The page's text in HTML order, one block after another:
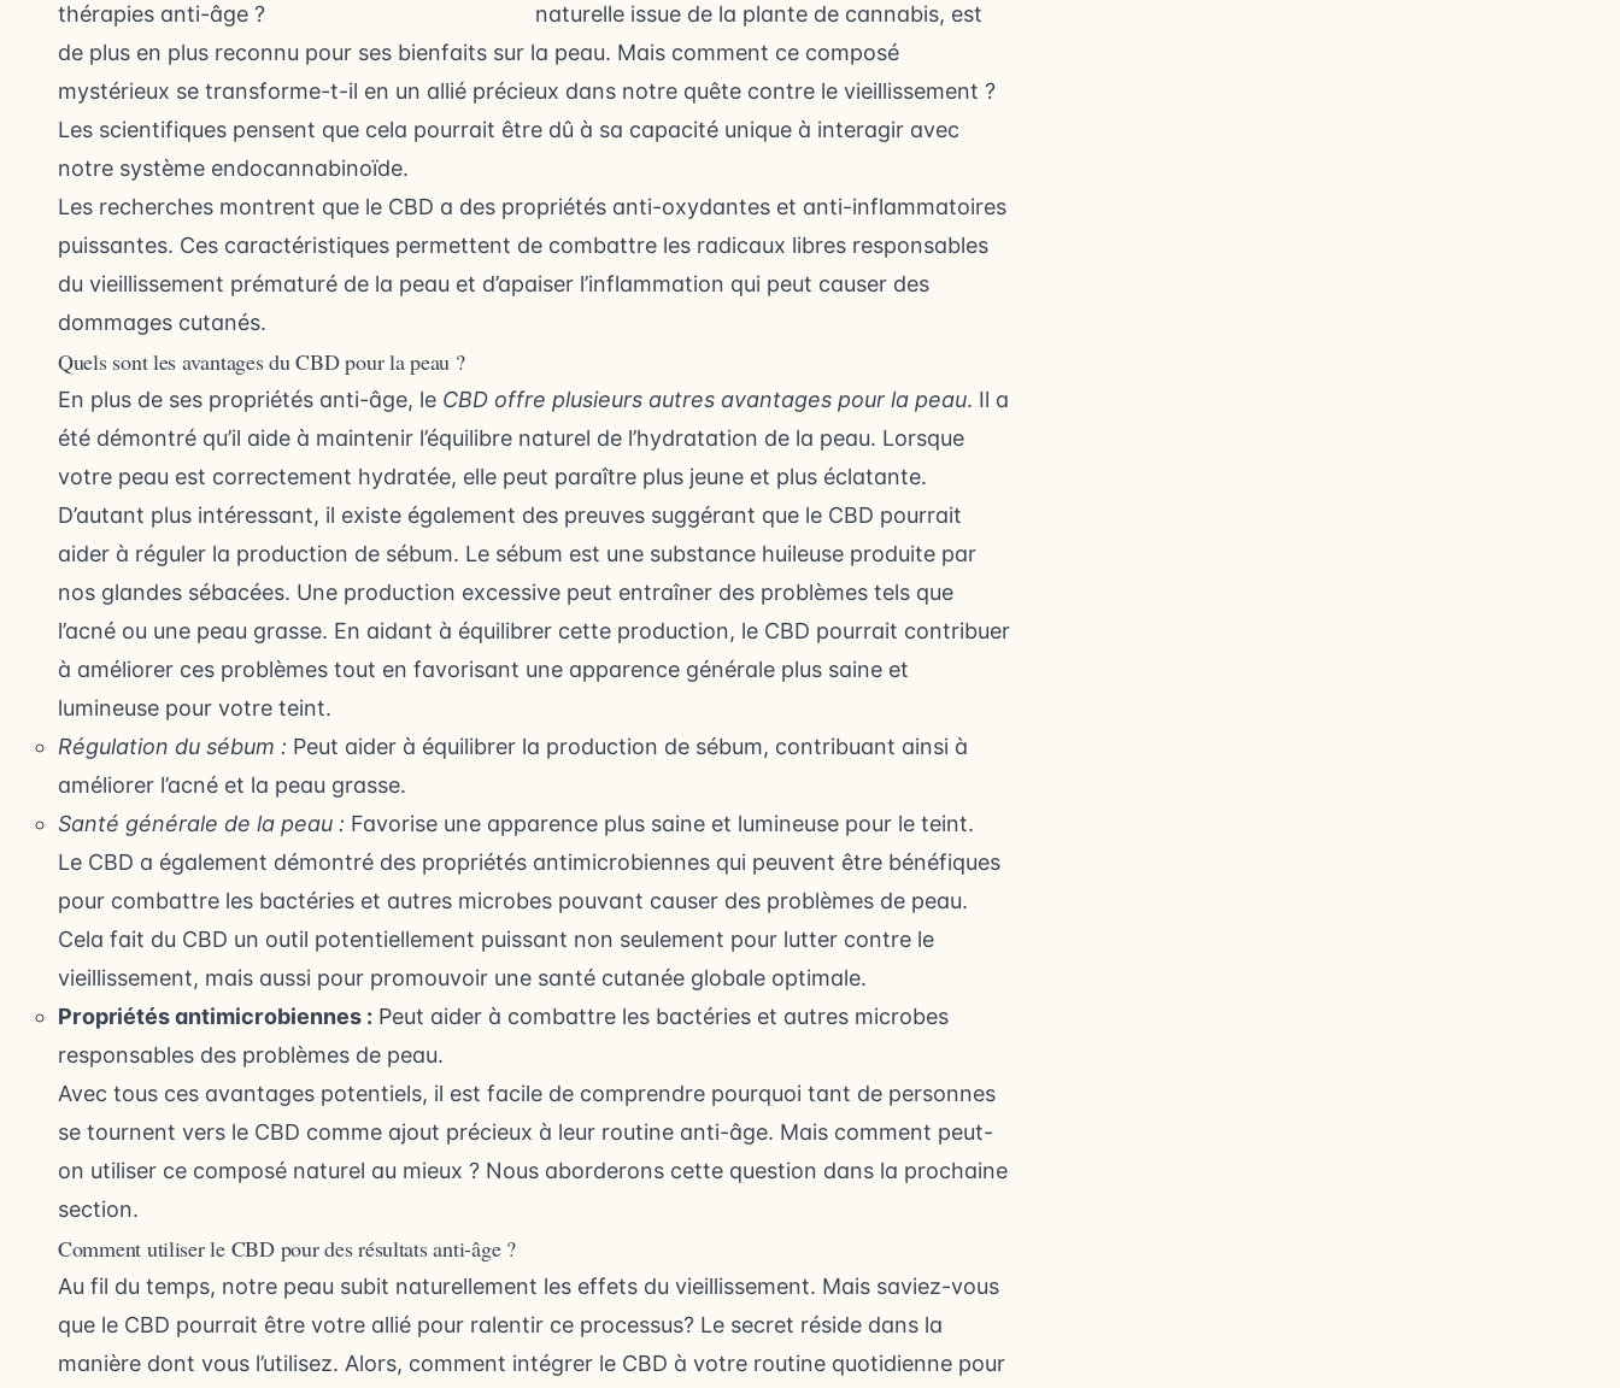
naturelle issue de la plante de cannabis, est
de plus en plus reconnu pour ses bienfaits sur la peau. Mais comment ce composé
mystérieux se transforme-t-il en un allié précieux dans notre quête contre le vieillissement ?
Les scientifiques pensent que cela pourrait être dû à sa capacité unique à interagir avec
notre système endocannabinoïde.
Les recherches montrent que le CBD a des propriétés anti-oxydantes et anti-inflammatoires
puissantes. Ces caractéristiques permettent de combattre les radicaux libres responsables
du vieillissement prématuré de la peau et d’apaiser l’inflammation qui peut causer des
dommages cutanés.
Quels sont les avantages du CBD pour la peau ?
En plus de ses propriétés anti-âge, le CBD offre plusieurs autres avantages pour la peau. Il a
été démontré qu’il aide à maintenir l’équilibre naturel de l’hydratation de la peau. Lorsque
votre peau est correctement hydratée, elle peut paraître plus jeune et plus éclatante.
D’autant plus intéressant, il existe également des preuves suggérant que le CBD pourrait
aider à réguler la production de sébum. Le sébum est une substance huileuse produite par
nos glandes sébacées. Une production excessive peut entraîner des problèmes tels que
l’acné ou une peau grasse. En aidant à équilibrer cette production, le CBD pourrait contribuer
à améliorer ces problèmes tout en favorisant une apparence générale plus saine et
lumineuse pour votre teint.
Régulation du sébum : Peut aider à équilibrer la production de sébum, contribuant ainsi à
améliorer l’acné et la peau grasse.
Santé générale de la peau : Favorise une apparence plus saine et lumineuse pour le teint.
Le CBD a également démontré des propriétés antimicrobiennes qui peuvent être bénéfiques
pour combattre les bactéries et autres microbes pouvant causer des problèmes de peau.
Cela fait du CBD un outil potentiellement puissant non seulement pour lutter contre le
vieillissement, mais aussi pour promouvoir une santé cutanée globale optimale.
Propriétés antimicrobiennes : Peut aider à combattre les bactéries et autres microbes
responsables des problèmes de peau.
Avec tous ces avantages potentiels, il est facile de comprendre pourquoi tant de personnes
se tournent vers le CBD comme ajout précieux à leur routine anti-âge. Mais comment peut-
on utiliser ce composé naturel au mieux ? Nous aborderons cette question dans la prochaine
section.
Comment utiliser le CBD pour des résultats anti-âge ?
Au fil du temps, notre peau subit naturellement les effets du vieillissement. Mais saviez-vous
que le CBD pourrait être votre allié pour ralentir ce processus? Le secret réside dans la
manière dont vous l’utilisez. Alors, comment intégrer le CBD à votre routine quotidienne pour